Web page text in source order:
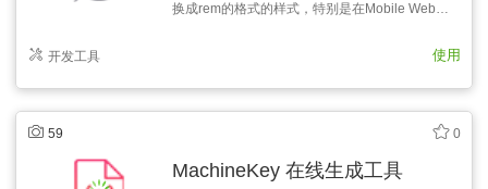
换成rem的格式的样式，特别是在Mobile Web开
开发工具 使用
59 0
MachineKey 在线生成工具